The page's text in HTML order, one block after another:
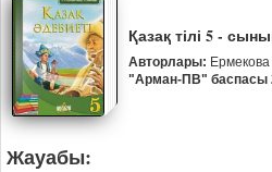
Қазақ тілі 5 -
Авторлары:
"Арман-ПВ" баспасы
Жауабы: